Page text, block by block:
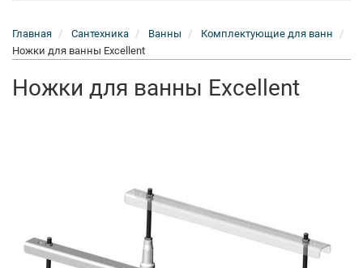
Главная Сантехника Ванны
Комплектующие для ванн
Ножки для ванны Excellent
Ножки для ванны Excellent